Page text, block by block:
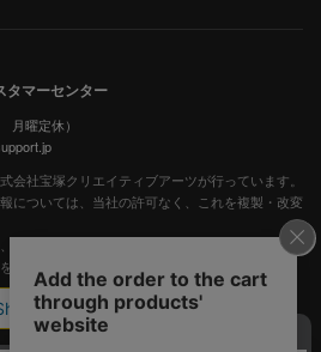
タマーセンター
曜定休）
会社宝塚クリエイティブアーツが行っています。
については、当社の許可なく、これを複製・改変
宝塚クリエイティブアーツの出版物ほか写真等著
禁じます。